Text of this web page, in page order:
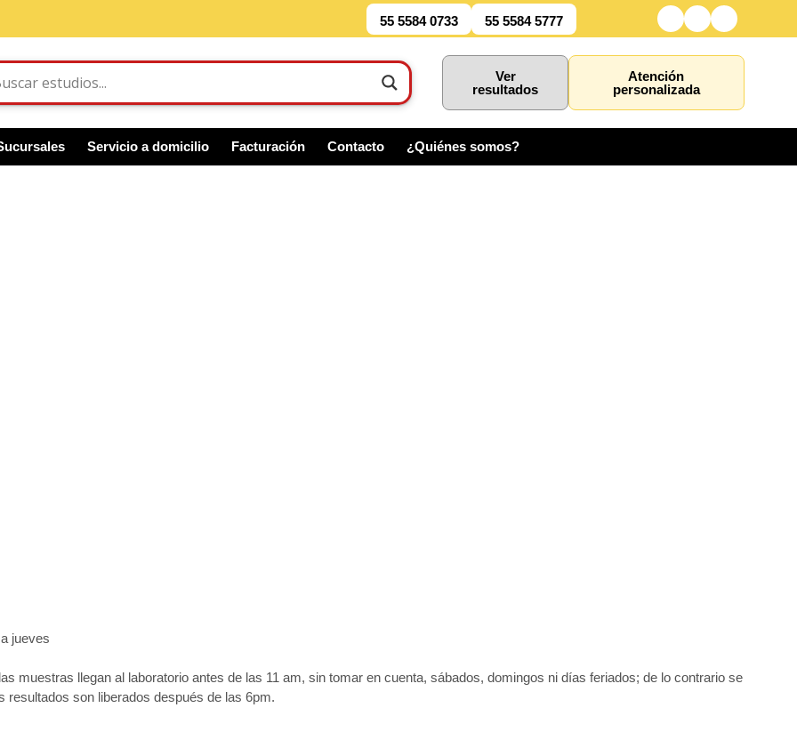
55 5584 0733 55 5584 5777
Ver
resultados
Atención
personalizada
Servicio a domicilio Facturación Contacto ¿Quiénes somos?
jueves
muestras llegan al laboratorio antes de las 11 am, sin tomar en cuenta, sábados, domingos ni días feriados; de lo contrario se
son liberados después de las 6pm.